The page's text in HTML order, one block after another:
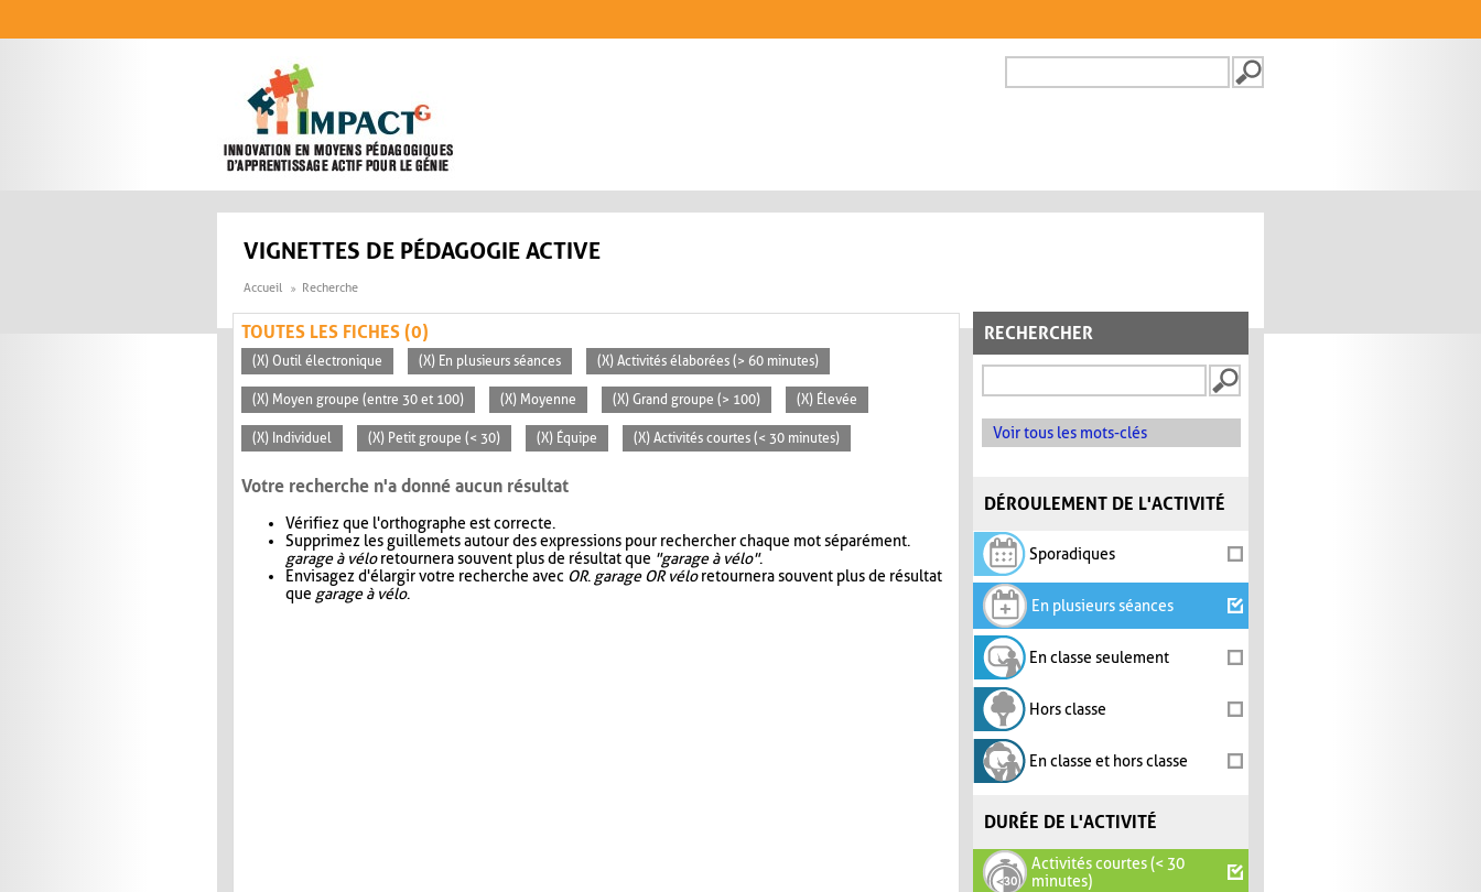
FORMULAIRE DE
VIGNETTES DE PÉDAGOGIE ACTIVE
Accueil Recherche
RECHERCHER
Voir tous les mots-clés
DÉROULEMENT DE L'ACTIVITÉ
Sporadiques
En plusieurs séances
En classe seulement
Hors classe
En classe et hors classe
DURÉE DE L'ACTIVITÉ
Activités courtes (< 30
minutes)
TOUTES LES FICHES (0)
(X) Outil électronique (X) En plusieurs séances (X) Activités élaborées (> 60 minutes)
(X) Moyen groupe (entre 30 et 100) (X) Moyenne (X) Grand groupe (> 100) (X) Élevée
(X) Individuel (X) Petit groupe (< 30) (X) Équipe (X) Activités courtes (< 30 minutes)
Votre recherche n'a donné aucun résultat
Vérifiez que l'orthographe est correcte.
Supprimez les guillemets autour des expressions pour rechercher chaque mot séparément.
garage à véloretournera souvent plus de résultat que "garage à vélo".
Envisagez d'élargir votre recherche avec OR. garage OR véloretournera souvent plus de résultat
que garage à vélo.